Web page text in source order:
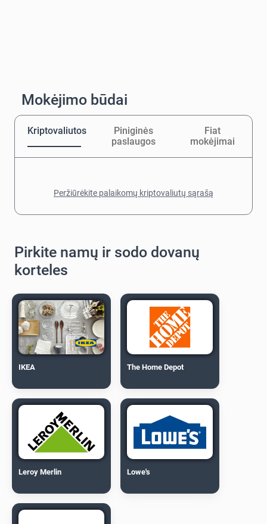
Mokėjimo būdai
Kriptovaliutos
Piniginės
paslaugos
Fiat
mokėjimai
Peržiūrėkite palaikomų kriptovaliutų sąrašą
Pirkite namų ir sodo dovanų
korteles
IKEA The Home Depot
Leroy Merlin Lowe's